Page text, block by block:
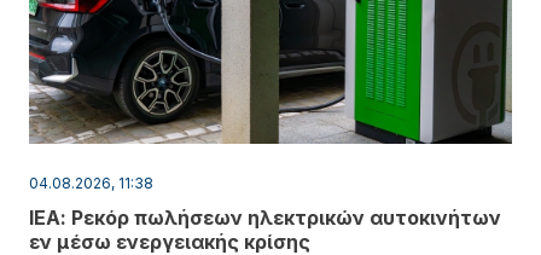
04.08.2026, 11:38
ΙΕΑ: Ρεκόρ πωλήσεων ηλεκτρικών αυτοκινήτων
εν μέσω ενεργειακής κρίσης